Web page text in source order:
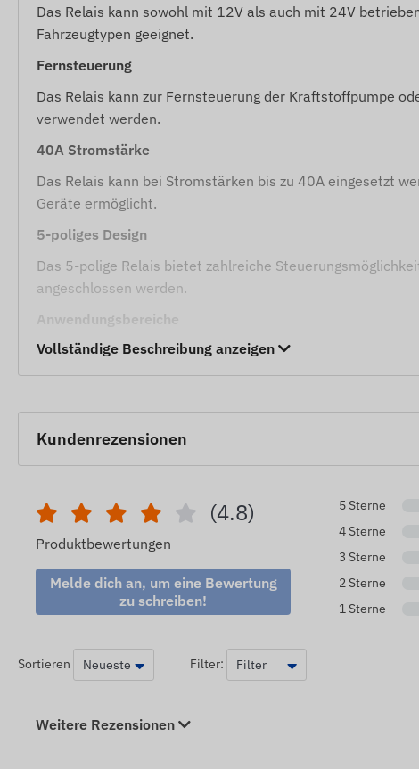
Das Relais kann sowohl mit 12V als auch mit 24V
Fahrzeugtypen geeignet.
Fernsteuerung
Das Relais kann zur Fernsteuerung der Kraftstoffpumpe
verwendet werden.
40A Stromstärke
Das Relais kann bei Stromstärken bis zu 40A eingesetzt
Geräte ermöglicht.
5-poliges Design
Das 5-polige Relais bietet zahlreiche
angeschlossen werden.
Anwendungsbereiche
Fahrzeugsicherheit
Das Relais ist ideal für Fahrzeugsicherheitssysteme
Beleuchtungssteuerung
Das Relais kann in Fahrzeugen oder anderen
werden.
Elektrische Maschinen
Das 5-polige Relais kann zur Steuerung und zum
Fahrzeugdokumentation
Steuerung verschiedener Funktionen sein.
Das 12-24V 5-polige Relais ist ein vielseitiger elektrischer
Vollständige Beschreibung anzeigen
Kundenrezensionen
(4.8)
Produktbewertungen
Melde dich an, um eine Bewertung
zu schreiben!
5 Sterne
4 Sterne
3 Sterne
2 Sterne
1 Sterne
Sortieren Filter:
Weitere Rezensionen